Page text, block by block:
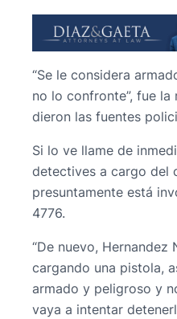
“Se le considera
no lo confronte”, fue
dieron las fuentes
Si lo ve llame de
detectives a cargo del
presuntamente está
4776.
“De nuevo,
cargando una pistola,
armado y peligroso y
vaya a intentar